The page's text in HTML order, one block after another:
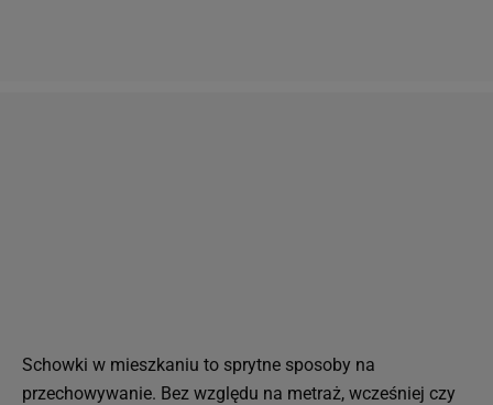
Schowki w mieszkaniu to sprytne sposoby na
przechowywanie. Bez względu na metraż, wcześniej czy